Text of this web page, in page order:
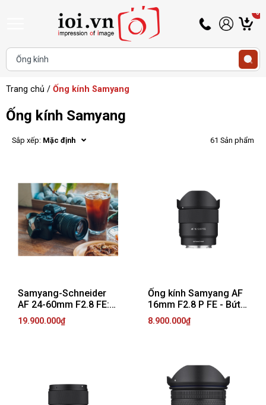
Hotline
0345
433
Tài
khoản
Khách
0
Trang chủ / Ống kính Samyang
Ống kính Samyang
Sắp xếp: Mặc định 61 Sản phẩm
Samyang-Schneider
AF 24-60mm F2.8 FE:
Thiết Kế Gọn Nhẹ,
Sáng Tạo Không Giới
19.900.000₫
Ống kính Samyang AF
16mm F2.8 P FE - Bứt
phá mọi giới hạn của
ống kính góc rộng
8.900.000₫